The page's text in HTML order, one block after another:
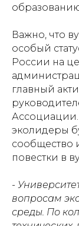
Важно, что
особый
России на
главный
эколидеры
сообщество
повестки в
-
вопросам
среды. По